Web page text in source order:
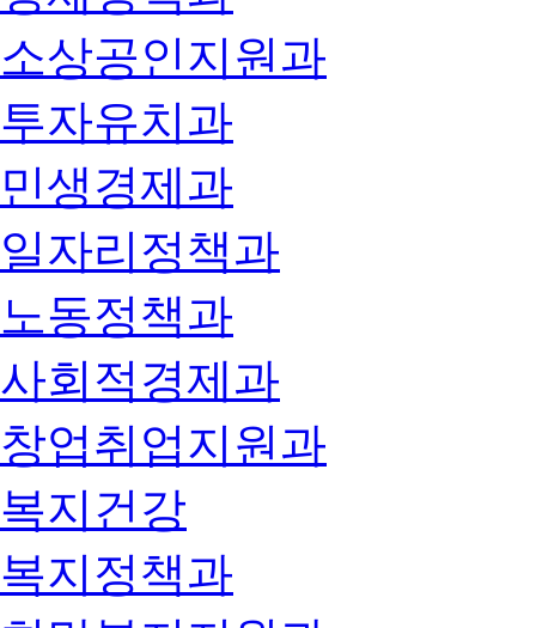
소상공인지원과
투자유치과
민생경제과
일자리정책과
노동정책과
사회적경제과
창업취업지원과
복지건강
복지정책과